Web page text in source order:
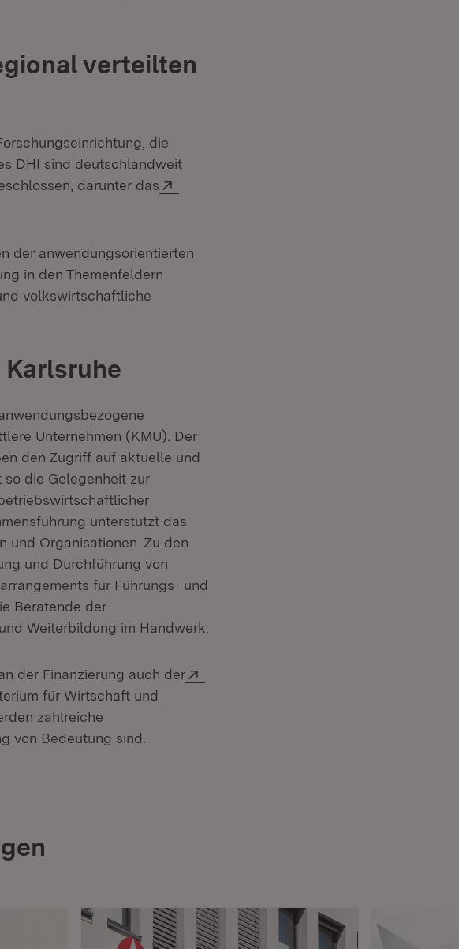
verteilten
die
DHI sind deutschlandweit
darunter das
Fenster)
der anwendungsorientierten
in den Themenfeldern
volkswirtschaftliche
Unternehmen (KMU). Der
den Zugriff auf aktuelle und
die Gelegenheit zur
unterstützt das
und Organisationen. Zu den
und Durchführung von
für Führungs- und
Beratende der
Weiterbildung im Handwerk.
der Finanzierung auch der
für Wirtschaft und
zahlreiche
von Bedeutung sind.